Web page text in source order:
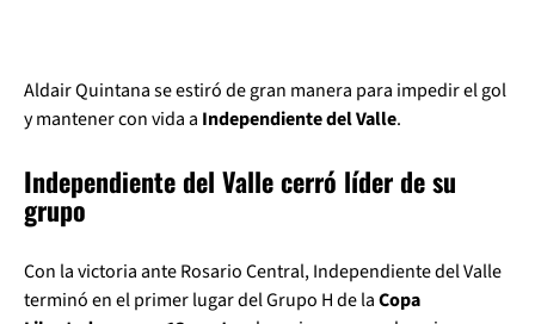
Aldair Quintana se estiró de gran manera para impedir el gol
y mantener con vida a Independiente del Valle.
Independiente del Valle cerró líder de su
grupo
Con la victoria ante Rosario Central, Independiente del Valle
terminó en el primer lugar del Grupo H de laCopa